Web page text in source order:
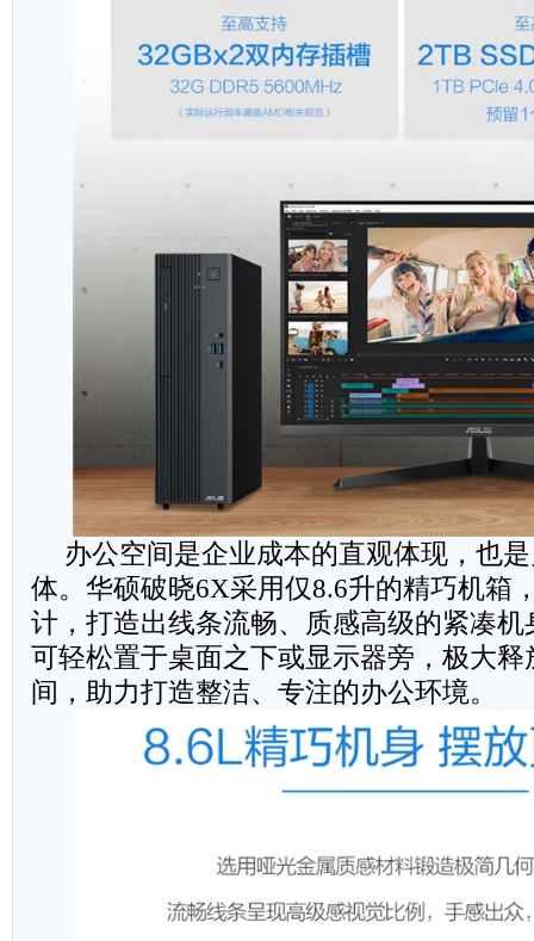
办公空间是企业成本的直观体现，也
体。华硕破晓6X采用仅8.6升的精巧机箱
计，打造出线条流畅、质感高级的紧凑
可轻松置于桌面之下或显示器旁，极大
间，助力打造整洁、专注的办公环境。